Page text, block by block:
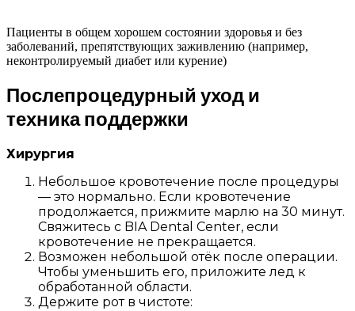
Пациенты в общем хорошем состоянии здоровья и без
заболеваний, препятствующих заживлению (например,
неконтролируемый диабет или курение)
Послепроцедурный уход и
техника поддержки
Хирургия
Небольшое кровотечение после процедуры
— это нормально. Если кровотечение
продолжается, прижмите марлю на 30 минут.
Свяжитесь с BIA Dental Center, если
кровотечение не прекращается.
Возможен небольшой отёк после операции.
Чтобы уменьшить его, приложите лед к
обработанной области.
Держите рот в чистоте: